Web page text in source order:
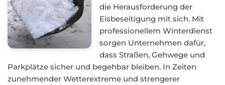
die Herausforderung der
Eisbeseitigung mit sich. Mit
professionellem Winterdienst
sorgen Unternehmen dafür,
dass Straßen, Gehwege und
Parkplätze sicher und begehbar bleiben. In Zeiten
zunehmender Wetterextreme und strengerer